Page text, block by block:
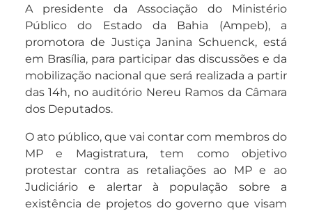
A presidente da Associação do Ministério
Público do Estado da Bahia (Ampeb), a
promotora de Justiça Janina Schuenck, está
em Brasília, para participar das discussões e da
mobilização nacional que será realizada a partir
das 14h, no auditório Nereu Ramos da Câmara
dos Deputados.
O ato público, que vai contar com membros do
MP e Magistratura, tem como objetivo
protestar contra as retaliações ao MP e ao
Judiciário e alertar à população sobre a
existência de projetos do governo que visam